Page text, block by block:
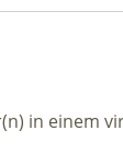
in einem